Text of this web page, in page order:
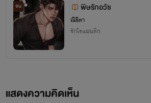
จบ พิษรักอวัช
ณิชิตา
รักโรแมนติก
แสดงความคิดเห็น